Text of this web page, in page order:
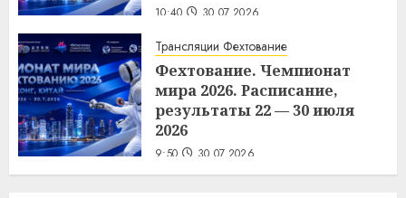
10:40 30.07.2026
Трансляции Фехтование
Фехтование. Чемпионат
мира 2026. Расписание,
результаты 22 — 30 июля
2026
9:50 30.07.2026